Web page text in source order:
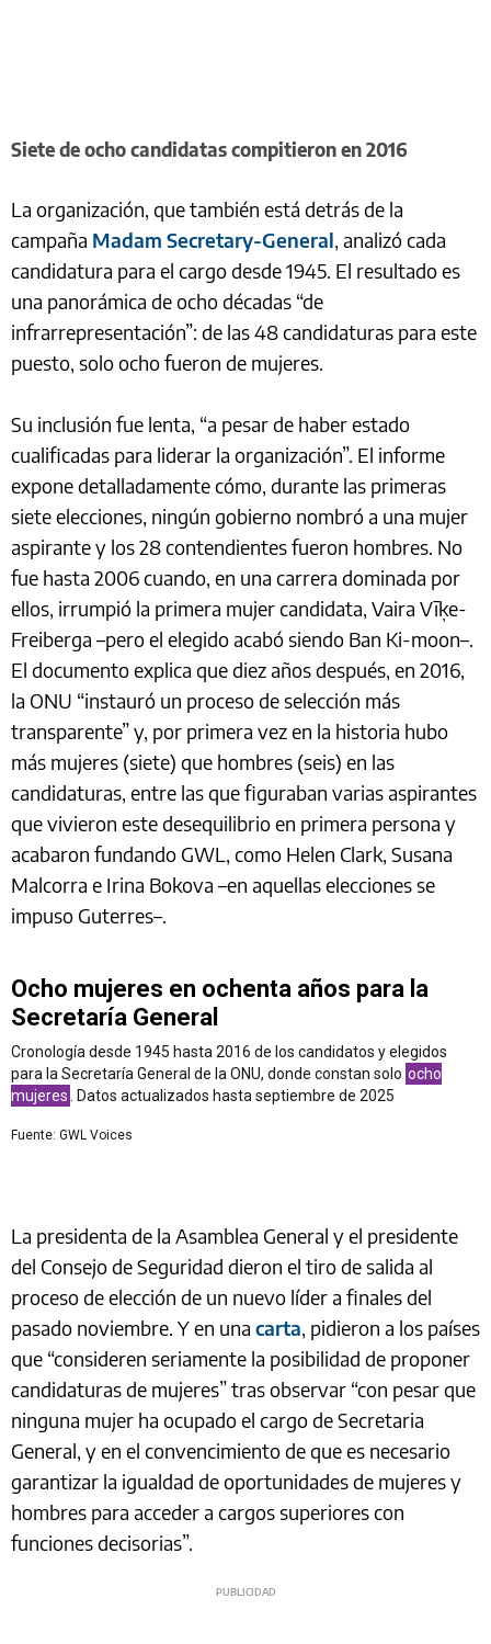
Siete de ocho candidatas compitieron en 2016
La organización, que también está detrás de la
campaña Madam Secretary-General, analizó cada
candidatura para el cargo desde 1945. El resultado es
una panorámica de ocho décadas “de
infrarrepresentación”: de las 48 candidaturas para este
puesto, solo ocho fueron de mujeres.
Su inclusión fue lenta, “a pesar de haber estado
cualificadas para liderar la organización”. El informe
expone detalladamente cómo, durante las primeras
siete elecciones, ningún gobierno nombró a una mujer
aspirante y los 28 contendientes fueron hombres. No
fue hasta 2006 cuando, en una carrera dominada por
ellos, irrumpió la primera mujer candidata, Vaira Vīķe-
Freiberga –pero el elegido acabó siendo Ban Ki-moon–.
El documento explica que diez años después, en 2016,
la ONU “instauró un proceso de selección más
transparente” y, por primera vez en la historia hubo
más mujeres (siete) que hombres (seis) en las
candidaturas, entre las que figuraban varias aspirantes
que vivieron este desequilibrio en primera persona y
acabaron fundando GWL, como Helen Clark, Susana
Malcorra e Irina Bokova –en aquellas elecciones se
impuso Guterres–.
Ocho mujeres en ochenta años para la
Secretaría General
Cronología desde 1945 hasta 2016 de los candidatos y elegidos
para la Secretaría General de la ONU, donde constan solo ocho
mujeres. Datos actualizados hasta septiembre de 2025
Fuente: GWL Voices
La presidenta de la Asamblea General y el presidente
del Consejo de Seguridad dieron el tiro de salida al
proceso de elección de un nuevo líder a finales del
pasado noviembre. Y en una carta, pidieron a los países
que “consideren seriamente la posibilidad de proponer
candidaturas de mujeres” tras observar “con pesar que
ninguna mujer ha ocupado el cargo de Secretaria
General, y en el convencimiento de que es necesario
garantizar la igualdad de oportunidades de mujeres y
hombres para acceder a cargos superiores con
funciones decisorias”.